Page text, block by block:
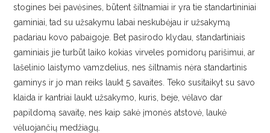
stogines bei pavėsines, būtent šiltnamiai ir yra tie standartininiai
gaminiai, tad su užsakymu labai neskubėjau ir užsakymą
padariau kovo pabaigoje. Bet pasirodo klydau, standartiniais
gaminiais jie turbūt laiko kokias virveles pomidorų parišimui, ar
lašelinio laistymo vamzdelius, nes šiltnamis nėra standartinis
gaminys ir jo man reiks laukt 5 savaites. Teko susitaikyt su savo
klaida ir kantriai laukt užsakymo, kuris, beje, vėlavo dar
papildomą savaitę, nes kaip sakė įmonės atstovė, laukė
vėluojančių medžiagų.